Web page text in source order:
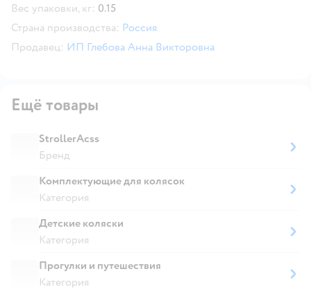
Вес упаковки, кг: 0.15
Страна производства: Россия
Продавец: ИП Глебова Анна Викторовна
Ещё товары
StrollerAcss
Бренд
Комплектующие для колясок
Категория
Детские коляски
Категория
Прогулки и путешествия
Категория